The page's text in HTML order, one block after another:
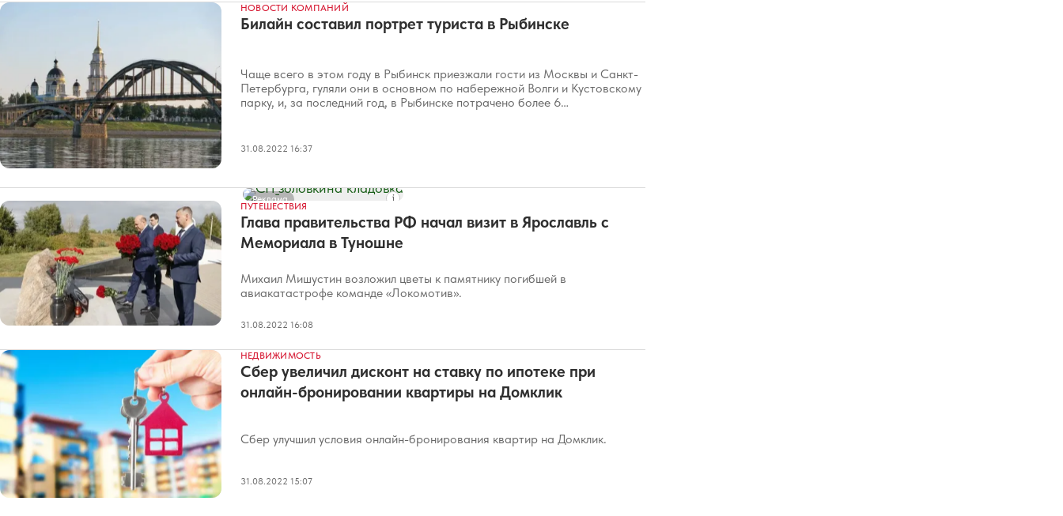
НОВОСТИ КОМПАНИЙ
Билайн составил портрет туриста в Рыбинске
Чаще всего в этом году в Рыбинск приезжали гости из Москвы и Санкт-
Петербурга, гуляли они в основном по набережной Волги и Кустовскому
парку, и, за последний год, в Рыбинске потрачено более 6…
31.08.2022 16:37
Реклама
ПУТЕШЕСТВИЯ
Глава правительства РФ начал визит в Ярославль с
Мемориала в Туношне
Михаил Мишустин возложил цветы к памятнику погибшей в
авиакатастрофе команде «Локомотив».
31.08.2022 16:08
НЕДВИЖИМОСТЬ
Сбер увеличил дисконт на ставку по ипотеке при
онлайн-бронировании квартиры на Домклик
Сбер улучшил условия онлайн-бронирования квартир на Домклик.
31.08.2022 15:07